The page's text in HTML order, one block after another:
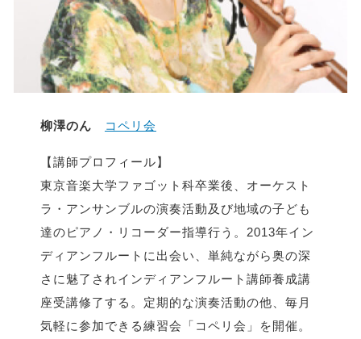
柳澤のん コペリ会
【講師プロフィール】
東京音楽大学ファゴット科卒業後、オーケスト
ラ・アンサンブルの演奏活動及び地域の子ども
達のピアノ・リコーダー指導行う。2013年イン
ディアンフルートに出会い、単純ながら奥の深
さに魅了されインディアンフルート講師養成講
座受講修了する。定期的な演奏活動の他、毎月
気軽に参加できる練習会「コペリ会」を開催。